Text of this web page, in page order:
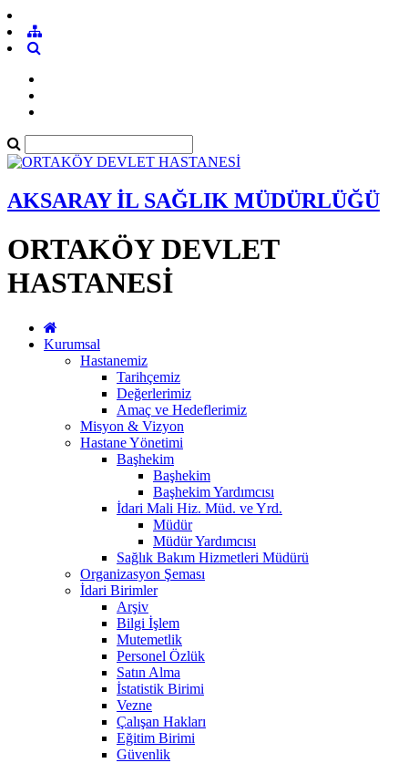
AKSARAY İL SAĞLIK MÜDÜRLÜĞÜ
ORTAKÖY DEVLET
HASTANESİ
Kurumsal
Hastanemiz
Tarihçemiz
Değerlerimiz
Amaç ve Hedeflerimiz
Misyon & Vizyon
Hastane Yönetimi
Başhekim
Başhekim
Başhekim Yardımcısı
İdari Mali Hiz. Müd. ve Yrd.
Müdür
Müdür Yardımcısı
Sağlık Bakım Hizmetleri Müdürü
Organizasyon Şeması
İdari Birimler
Arşiv
Bilgi İşlem
Mutemetlik
Personel Özlük
Satın Alma
İstatistik Birimi
Vezne
Çalışan Hakları
Eğitim Birimi
Güvenlik